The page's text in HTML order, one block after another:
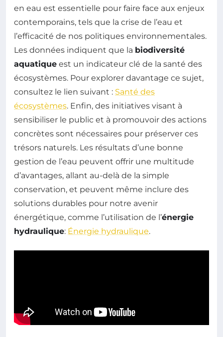
en eau est essentielle pour faire face aux enjeux
contemporains, tels que la crise de l’eau et
l’efficacité de nos politiques environnementales.
Les données indiquent que la biodiversité
aquatique est un indicateur clé de la santé des
écosystèmes. Pour explorer davantage ce sujet,
consultez le lien suivant : Santé des
écosystèmes. Enfin, des initiatives visant à
sensibiliser le public et à promouvoir des actions
concrètes sont nécessaires pour préserver ces
trésors naturels. Les résultats d’une bonne
gestion de l’eau peuvent offrir une multitude
d’avantages, allant au-delà de la simple
conservation, et peuvent même inclure des
solutions durables pour notre avenir
énergétique, comme l’utilisation de l’énergie
hydraulique: Énergie hydraulique.